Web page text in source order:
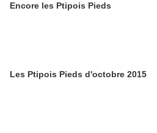
Encore les Ptipois Pieds
Les Ptipois Pieds d'octobre 2015